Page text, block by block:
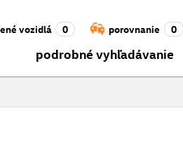
vozidlá 0 porovnanie 0
podrobné vyhľadávanie